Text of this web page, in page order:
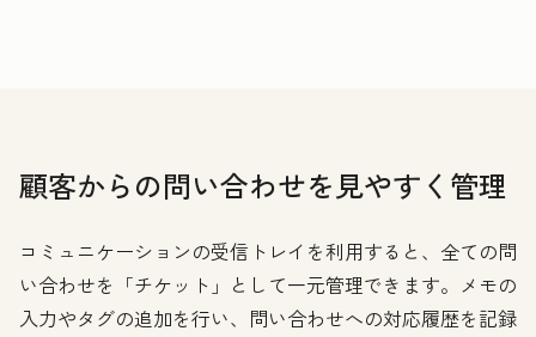
顧客からの問い合わせを見やすく管理
コミュニケーションの受信トレイを利用すると、全ての問
い合わせを「チケット」として一元管理できます。メモの
入力やタグの追加を行い、問い合わせへの対応履歴を記録